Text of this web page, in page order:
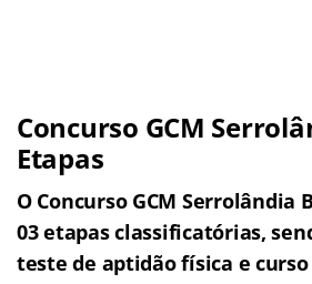
Concurso GCM
Etapas
O Concurso GCM Serrolândia
03 etapas classificatórias,
teste de aptidão física e